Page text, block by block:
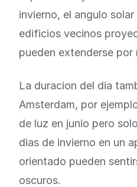
invierno, el angulo
edificios vecinos
pueden extenderse por
La duracion del dia
Amsterdam, por
de luz en junio pero
dias de invierno en un
orientado pueden
oscuros.